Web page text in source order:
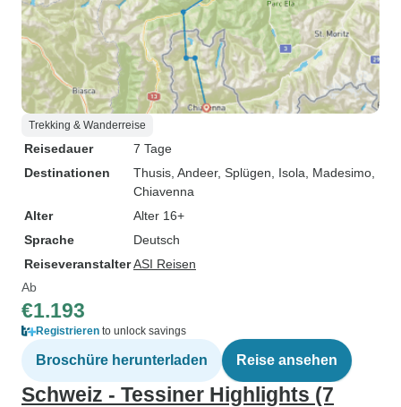
Trekking & Wanderreise
Reisedauer
7 Tage
Destinationen
Thusis , Andeer, Splügen , Isola , Madesimo
Chiavenna
Alter
Alter 16+
Sprache
Deutsch
ReiseveranstalterASI Reisen
Ab
€1.193
Registrieren to unlock savings
Broschüre herunterladen Reise ansehen
Schweiz - Tessiner Highlights (7